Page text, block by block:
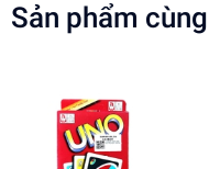
Giám sát trẻ khi
Kích thích tư duy
Phát triển kỹ
Tăng cường sự tự
Sản phẩm